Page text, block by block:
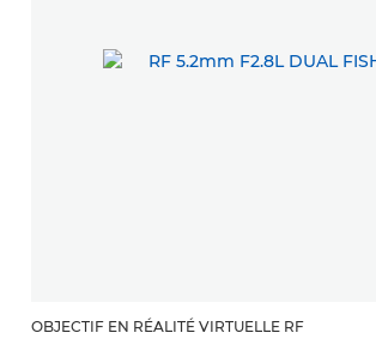
OBJECTIF EN RÉALITÉ VIRTUELLE RF